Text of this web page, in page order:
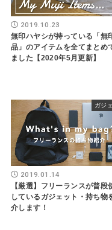
2019.10.23
無印ハヤシが持っている「無
品」のアイテムを全てまとめ
ました【2020年5月更新】
ガジ
2019.01.14
【厳選】フリーランスが普段
しているガジェット・持ち物
介します！